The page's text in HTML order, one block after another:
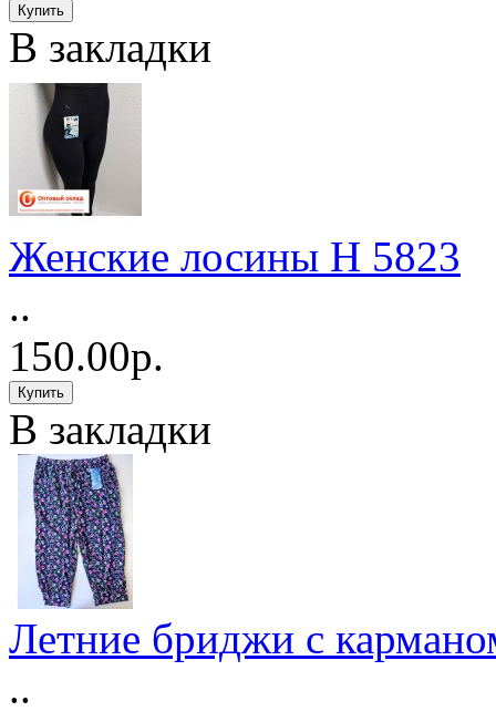
В закладки
Женские лосины Н 5823
..
150.00р.
В закладки
Летние бриджи с
..